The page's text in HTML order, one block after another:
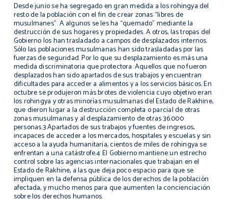
Desde junio se ha segregado en gran medida a los rohingya del
resto de la población con el fin de crear zonas “libres de
musulmanes”. A algunos se les ha “quemado” mediante la
destrucción de sus hogares y propiedades. A otros, las tropas del
Gobierno los han trasladado a campos de desplazados internos.
Sólo las poblaciones musulmanas han sido trasladadas por las
fuerzas de seguridad. Por lo que su desplazamiento es más una
medida discriminatoria que protectora. Aquellos que no fueron
desplazados han sido apartados de sus trabajos y encuentran
dificultades para acceder a alimentos y a los servicios básicos. En
octubre se produjeron más brotes de violencia cuyo objetivo eran
los rohingya y otras minorías musulmanas del Estado de Rakhine,
que dieron lugar a la destrucción completa o parcial de otras
zonas musulmanas y al desplazamiento de otras 36.000
personas.3 Apartados de sus trabajos y fuentes de ingresos,
incapaces de acceder a los mercados, hospitales y escuelas y sin
acceso a la ayuda humanitaria, cientos de miles de rohingya se
enfrentan a una catástrofe.4 El Gobierno mantiene un estrecho
control sobre las agencias internacionales que trabajan en el
Estado de Rakhine, a las que deja poco espacio para que se
impliquen en la defensa pública de los derechos de la población
afectada, y mucho menos para que aumenten la concienciación
sobre los derechos humanos.